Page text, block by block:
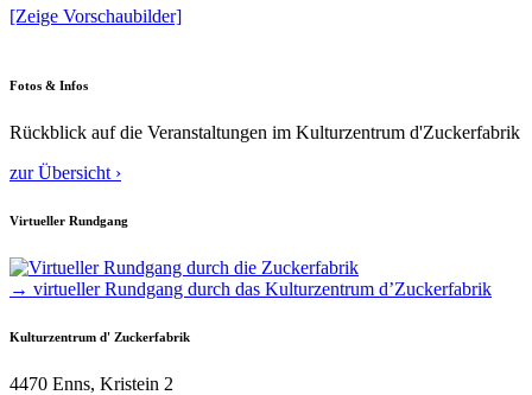
[Zeige Vorschaubilder]
Fotos & Infos
Rückblick auf die Veranstaltungen im Kulturzentrum d'Zuckerfabrik
zur Übersicht ›
Virtueller Rundgang
→ virtueller Rundgang durch das Kulturzentrum d’Zuckerfabrik
Kulturzentrum d' Zuckerfabrik
4470 Enns, Kristein 2